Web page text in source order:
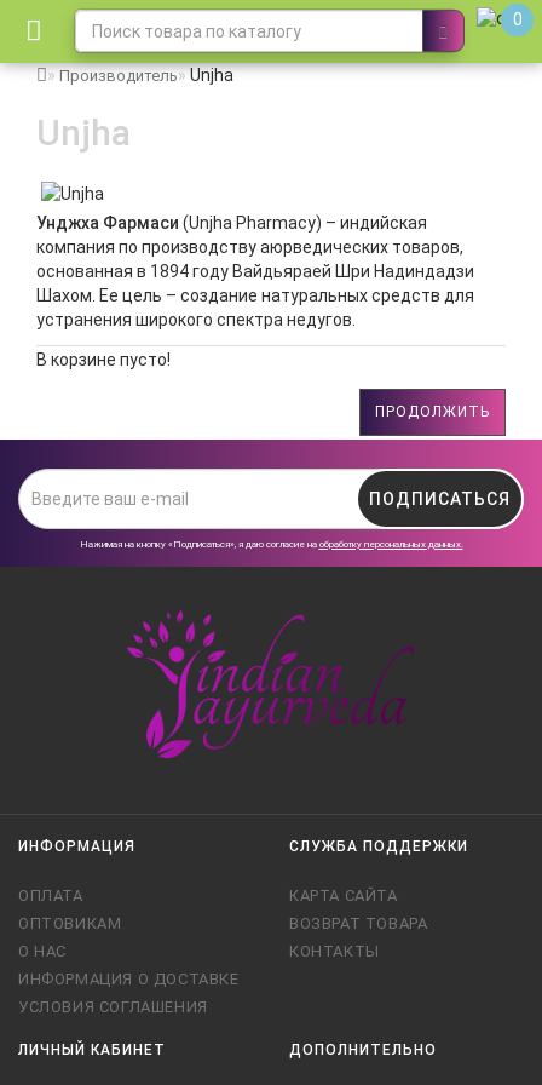
0
Производитель Unjha
Unjha
Унджха Фармаси (Unjha Pharmacy) – индийская
компания по производству аюрведических товаров,
основанная в 1894 году Вайдьяраей Шри Надиндадзи
Шахом. Ее цель – создание натуральных средств для
устранения широкого спектра недугов.
В корзине пусто!
ПРОДОЛЖИТЬ
ПОДПИСАТЬСЯ
Нажимая на кнопку «Подписаться», я даю cогласие на обработку персональных данных.
ИНФОРМАЦИЯ
ОПЛАТА
ОПТОВИКАМ
О НАС
ИНФОРМАЦИЯ О ДОСТАВКЕ
УСЛОВИЯ СОГЛАШЕНИЯ
СЛУЖБА ПОДДЕРЖКИ
КАРТА САЙТА
ВОЗВРАТ ТОВАРА
КОНТАКТЫ
ЛИЧНЫЙ КАБИНЕТ ДОПОЛНИТЕЛЬНО